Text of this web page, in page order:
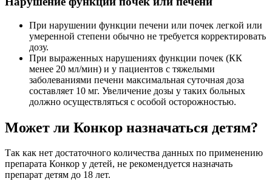
При нарушении функции печени или почек легкой или
умеренной степени обычно не требуется корректировать
дозу.
При выраженных нарушениях функции почек (КК
менее 20 мл/мин) и у пациентов с тяжелыми
заболеваниями печени максимальная суточная доза
составляет 10 мг. Увеличение дозы у таких больных
должно осуществляться с особой осторожностью.
Может ли Конкор назначаться детям?
Так как нет достаточного количества данных по применению
препарата Конкор у детей, не рекомендуется назначать
препарат детям до 18 лет.